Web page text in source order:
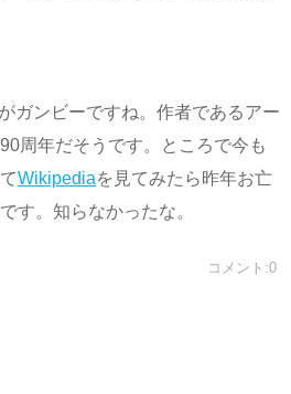
ガンビーですね。作者であるアー
周年だそうです。ところで今も
Wikipediaを見てみたら昨年お亡
す。知らなかったな。
コメント:0